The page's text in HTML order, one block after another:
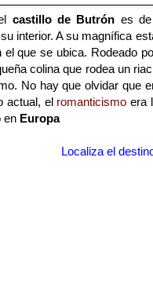
castillo de Butrón es
interior. A su magnífica
el que se ubica. Rodeado
colina que rodea un
No hay que olvidar que
actual, el romanticismoera
en Europa
Localiza el